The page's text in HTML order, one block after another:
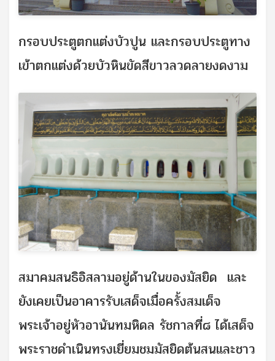
กรอบประตูตกแต่งบัวปูน และกรอบประตูทาง
เข้าตกแต่งด้วยบัวหินขัดสีขาวลวดลายงดงาม
สมาคมสนธิอิสลามอยู่ด้านในของมัสยิด และ
ยังเคยเป็นอาคารรับเสด็จเมื่อครั้งสมเด็จ
พระเจ้าอยู่หัวอานันทมหิดล รัชกาลที่๘ ได้เสด็จ
พระราชดำเนินทรงเยี่ยมชมมัสยิดต้นสนและชาว